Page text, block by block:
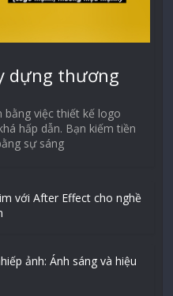
dựng thương
việc thiết kế logo
hấp dẫn. Bạn kiếm tiền
sự sáng
với After Effect cho nghề
ảnh: Ánh sáng và hiệu